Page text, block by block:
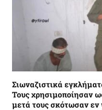
Σιωναζιστικά
Τους χρησιμοποίησαν
μετά τους σκότωσαν